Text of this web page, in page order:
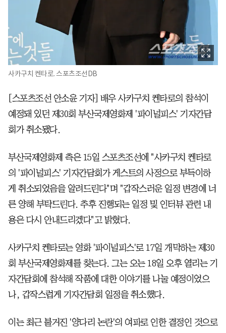
사카구치 켄타로. 스포츠조선DB
[스포츠조선 안소윤 기자] 배우 사카구치 켄타로의 참석이
예정돼 있던 제30회 부산국제영화제 '파이널피스' 기자간담
회가 취소됐다.
부산국제영화제 측은 15일 스포츠조선에 "사카구치 켄타로
의 '파이널피스' 기자간담회가 게스트의 사정으로 부득이하
게 취소되었음을 알려드린다"며 "갑작스러운 일정 변경에 너
른 양해 부탁드린다. 추후 진행되는 일정 및 인터뷰 관련 내
용은 다시 안내드리겠다"고 밝혔다.
사카구치 켄타로는 영화 '파이널피스'로 17일 개막하는 제30
회 부산국제영화제를 찾는다. 그는 오는 18일 오후 열리는 기
자간담회에 참석해 작품에 대한 이야기를 나눌 예정이었으
나, 갑작스럽게 기자간담회 일정을 취소했다.
이는 최근 불거진 '양다리 논란'의 여파로 인한 결정인 것으로